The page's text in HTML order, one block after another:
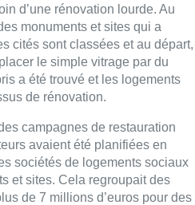
d’une rénovation lourde. Au
monuments et sites qui a
cités sont classées et au départ,
le simple vitrage par du
a été trouvé et les logements
de rénovation.
campagnes de restauration
avaient été planifiées en
sociétés de logements sociaux
et sites. Cela regroupait des
de 7 millions d’euros pour des